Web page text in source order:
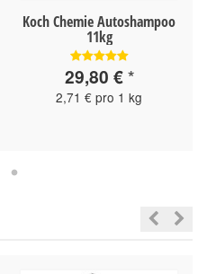
Koch Chemie Autoshampoo
11kg
29,80 €*
2,71 € pro 1 kg